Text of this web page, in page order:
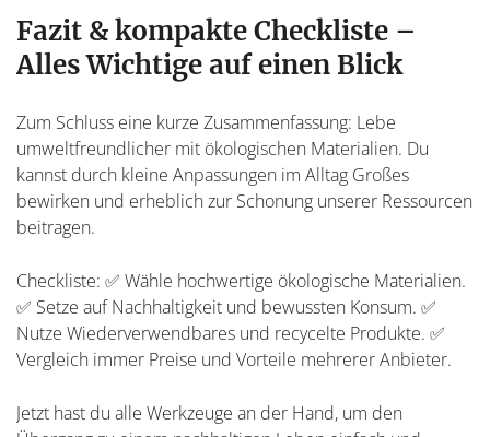
Fazit & kompakte Checkliste –
Alles Wichtige auf einen Blick
Zum Schluss eine kurze Zusammenfassung: Lebe
umweltfreundlicher mit ökologischen Materialien. Du
kannst durch kleine Anpassungen im Alltag Großes
bewirken und erheblich zur Schonung unserer Ressourcen
beitragen.
Checkliste: ✅ Wähle hochwertige ökologische Materialien.
✅ Setze auf Nachhaltigkeit und bewussten Konsum. ✅
Nutze Wiederverwendbares und recycelte Produkte. ✅
Vergleich immer Preise und Vorteile mehrerer Anbieter.
Jetzt hast du alle Werkzeuge an der Hand, um den